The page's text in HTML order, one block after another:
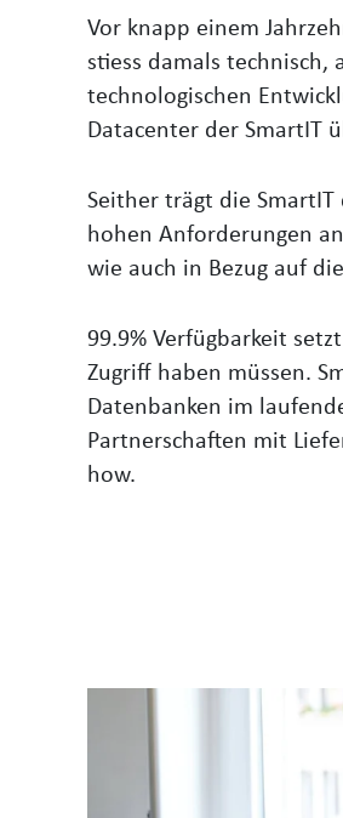
Vor knapp einem
stiess damals technisch,
technologischen
Datacenter der SmartIT
Seither trägt die
hohen Anforderungen
wie auch in Bezug auf
99.9% Verfügbarkeit
Zugriff haben müssen.
Datenbanken im
Partnerschaften mit
how.